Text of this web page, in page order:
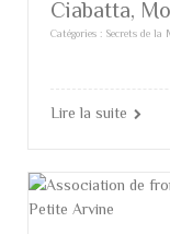
Ciabatta,
Catégories : Secrets de la
Lire la suite